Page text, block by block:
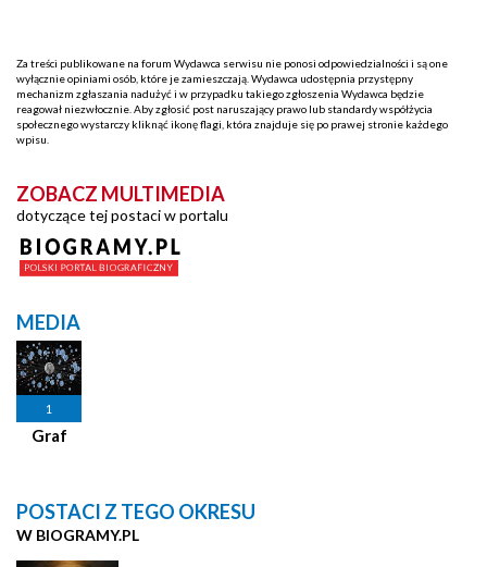
Za treści publikowane na forum Wydawca serwisu nie ponosi odpowiedzialności i są one
wyłącznie opiniami osób, które je zamieszczają. Wydawca udostępnia przystępny
mechanizm zgłaszania nadużyć i w przypadku takiego zgłoszenia Wydawca będzie
reagował niezwłocznie. Aby zgłosić post naruszający prawo lub standardy współżycia
społecznego wystarczy kliknąć ikonę flagi, która znajduje się po prawej stronie każdego
wpisu.
ZOBACZ MULTIMEDIA
dotyczące tej postaci w portalu
MEDIA
1
Graf
POSTACI Z TEGO OKRESU
W BIOGRAMY.PL